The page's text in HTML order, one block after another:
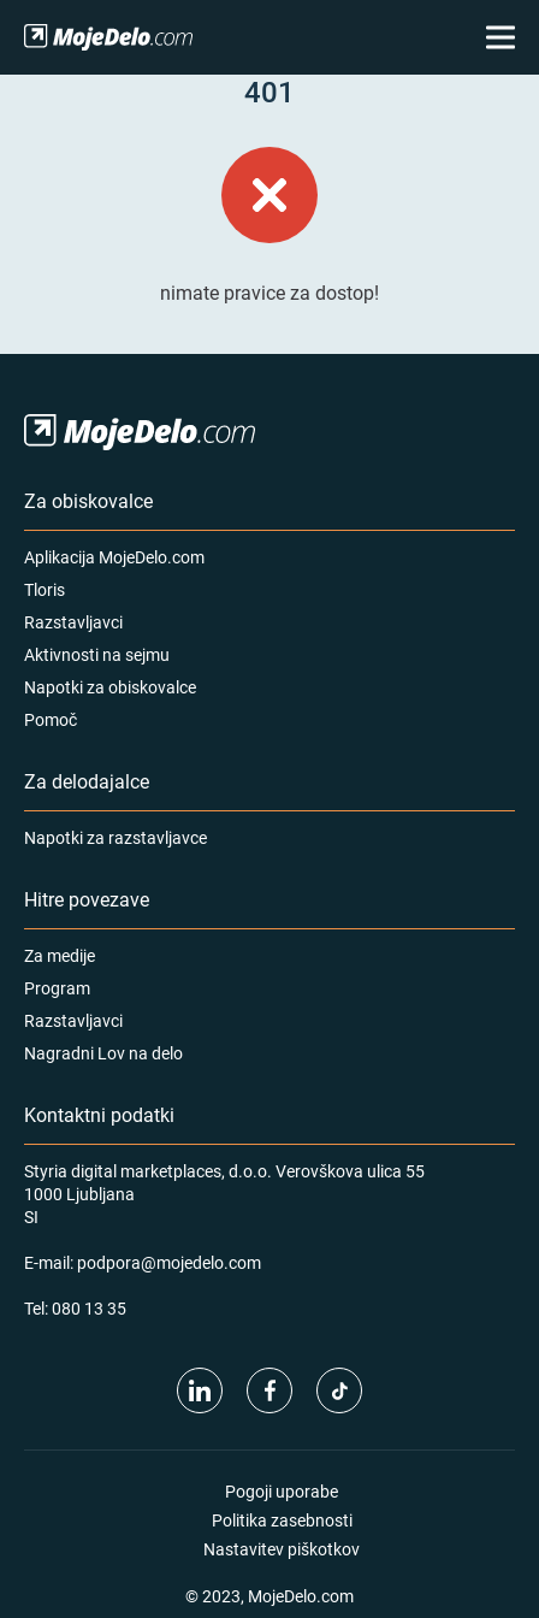
401
nimate pravice za dostop!
Za obiskovalce
Aplikacija MojeDelo.com
Tloris
Razstavljavci
Aktivnosti na sejmu
Napotki za obiskovalce
Pomoč
Za delodajalce
Napotki za razstavljavce
Hitre povezave
Za medije
Program
Razstavljavci
Nagradni Lov na delo
Kontaktni podatki
Styria digital marketplaces, d.o.o. Verovškova ulica 55
1000 Ljubljana
SI
E-mail: podpora@mojedelo.com
Tel:080 13 35
Pogoji uporabe
Politika zasebnosti
Nastavitev piškotkov
© 2023, MojeDelo.com